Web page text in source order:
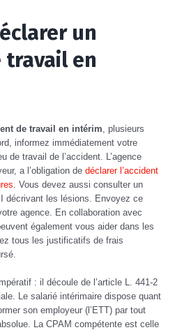
un
travail en
de travail en intérim , plusieurs
informez immédiatement votre
de travail de l’accident. L’agence
a l’obligation de déclarer l’accident
. Vous devez aussi consulter un
décrivant les lésions. Envoyez ce
agence. En collaboration avec
également vous aider dans les
tous les justificatifs de frais
: il découle de l’article L. 441-2
Le salarié intérimaire dispose quant
son employeur (l’ETT) par tout
La CPAM compétente est celle